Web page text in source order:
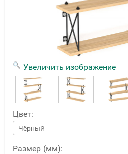
Увеличить изображение
Цвет:
Размер (мм):